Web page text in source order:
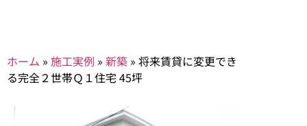
ホーム » 施工実例 » 新築 » 将来賃貸に変更でき
る完全２世帯Ｑ１住宅 45坪